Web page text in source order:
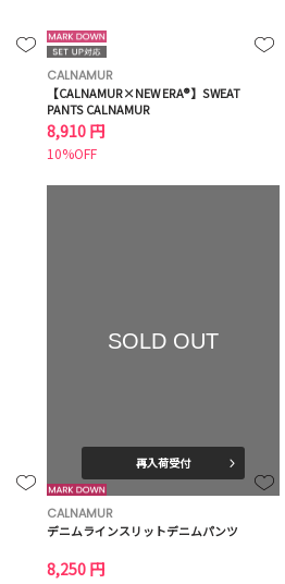
CALNAMUR
【CALNAMUR×NEW ERA®】SWEAT
PANTS CALNAMUR
8,910 円
10%OFF
SOLD OUT
再入荷受付
CALNAMUR
デニムラインスリットデニムパンツ
8,250 円